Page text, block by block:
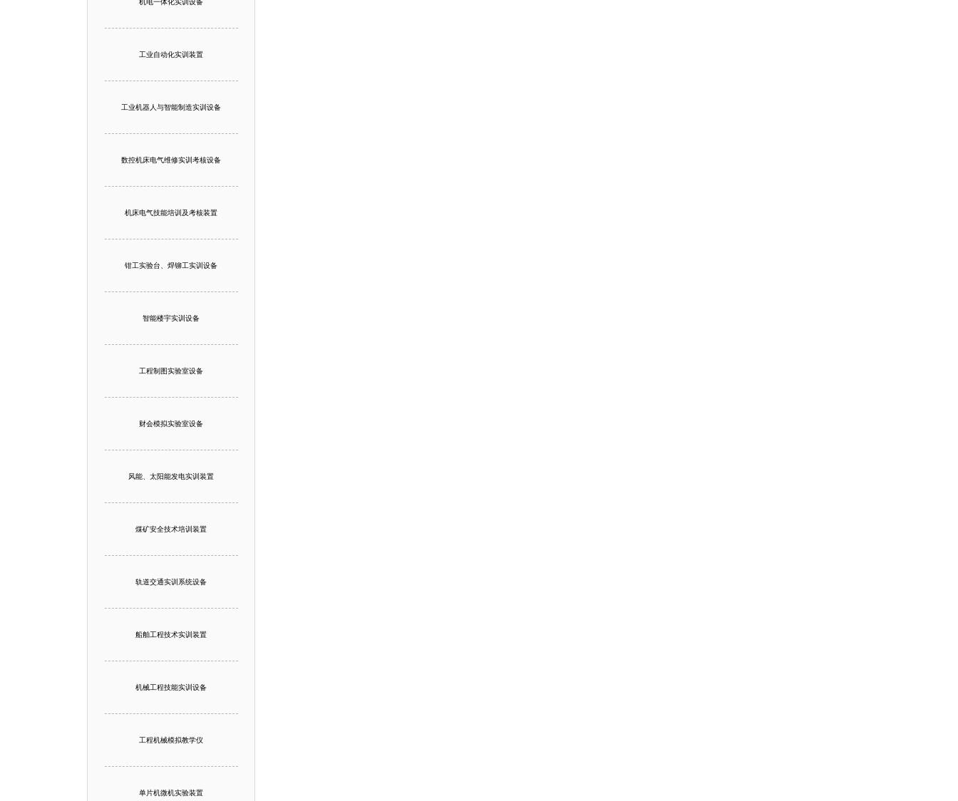
机电一体化实训设备
工业自动化实训装置
工业机器人与智能制造实训设备
数控机床电气维修实训考核设备
机床电气技能培训及考核装置
钳工实验台、焊铆工实训设备
智能楼宇实训设备
工程制图实验室设备
财会模拟实验室设备
风能、太阳能发电实训装置
煤矿安全技术培训装置
轨道交通实训系统设备
船舶工程技术实训装置
机械工程技能实训设备
工程机械模拟教学仪
单片机微机实验装置